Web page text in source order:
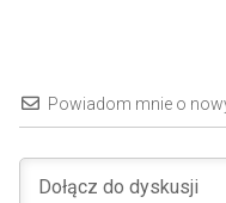
Powiadom mnie o